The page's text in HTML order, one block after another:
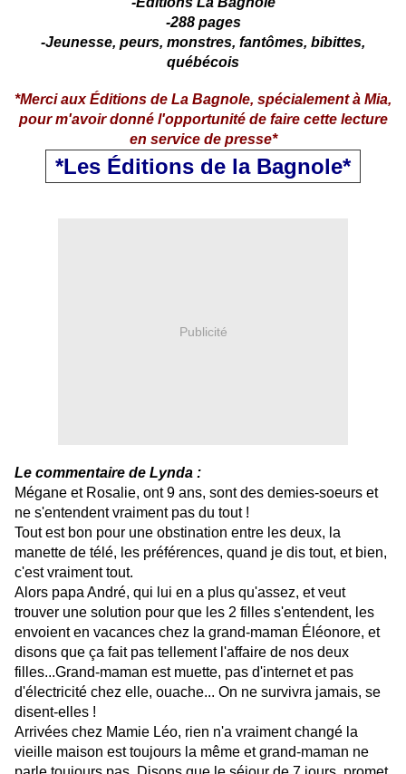
-288 pages
-Jeunesse, peurs, monstres, fantômes, bibittes,
québécois
*Merci aux Éditions de La Bagnole, spécialement à Mia,
pour m'avoir donné l'opportunité de faire cette lecture
en service de presse*
*Les Éditions de la Bagnole*
Publicité
Le commentaire de Lynda :
Mégane et Rosalie, ont 9 ans, sont des demies-soeurs et
ne s'entendent vraiment pas du tout !
Tout est bon pour une obstination entre les deux, la
manette de télé, les préférences, quand je dis tout, et bien,
c'est vraiment tout.
Alors papa André, qui lui en a plus qu'assez, et veut
trouver une solution pour que les 2 filles s'entendent, les
envoient en vacances chez la grand-maman Éléonore, et
disons que ça fait pas tellement l'affaire de nos deux
filles...Grand-maman est muette, pas d'internet et pas
d'électricité chez elle, ouache... On ne survivra jamais, se
disent-elles !
Arrivées chez Mamie Léo, rien n'a vraiment changé la
vieille maison est toujours la même et grand-maman ne